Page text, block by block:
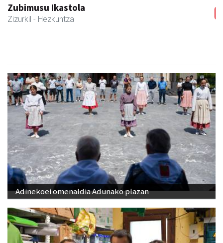
Previous
Adinekoei omenaldia Adunako plazan